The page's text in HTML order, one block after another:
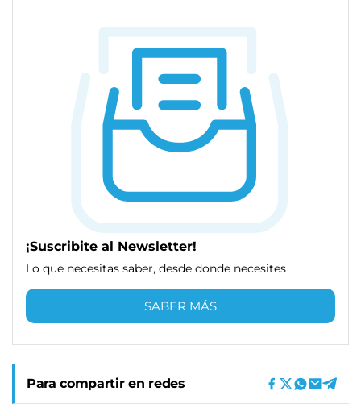
¡Suscribite al Newsletter!
Lo que necesitas saber, desde donde necesites
SABER MÁS
Para compartir en redes